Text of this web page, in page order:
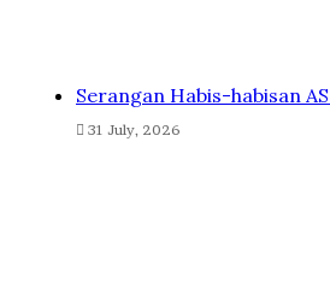
Serangan Habis-habisan
31 July, 2026